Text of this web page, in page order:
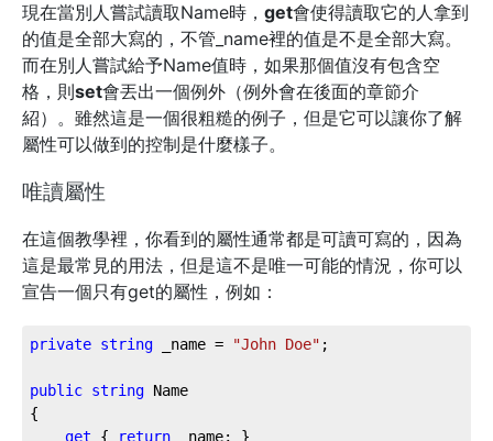
現在當別人嘗試讀取Name時， get會使得讀取它的人拿到
的值是全部大寫的，不管_name裡的值是不是全部大寫。
而在別人嘗試給予Name值時，如果那個值沒有包含空
格，則set會丟出一個例外（例外會在後面的章節介
紹）。雖然這是一個很粗糙的例子，但是它可以讓你了解
屬性可以做到的控制是什麼樣子。
唯讀屬性
在這個教學裡，你看到的屬性通常都是可讀可寫的，因為
這是最常見的用法，但是這不是唯一可能的情況，你可以
宣告一個只有get的屬性，例如：
private string _name = "John Doe" ;
public string Name
{
get { return _name; }